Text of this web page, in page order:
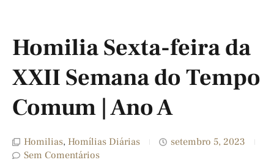
Homilia Sexta-feira da
XXII Semana do Tempo
Comum | Ano A
Homilias, Homílias Diárias
setembro 5, 2023
Sem Comentários